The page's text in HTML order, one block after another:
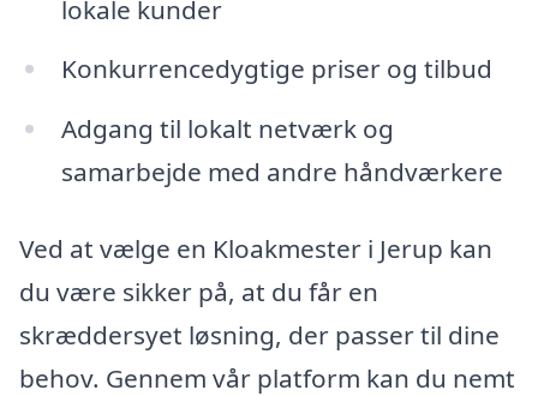
lokale kunder
Konkurrencedygtige priser og tilbud
Adgang til lokalt netværk og
samarbejde med andre håndværkere
Ved at vælge en Kloakmester i Jerup kan
du være sikker på, at du får en
skræddersyet løsning, der passer til dine
behov. Gennem vår platform kan du nemt